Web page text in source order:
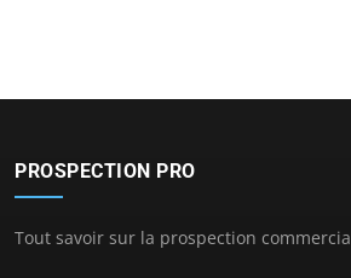
PROSPECTION PRO
Tout savoir sur la prospection